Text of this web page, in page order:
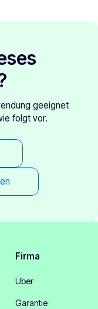
geeignet
folgt vor.
Firma
Über
Garantie